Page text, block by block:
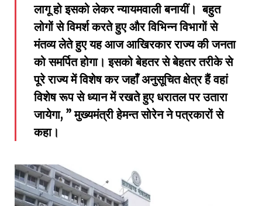
लागू हो इसको लेकर न्यायमवाली बनायीं। बहुत
लोगों से विमर्श करते हुए और विभिन्न विभागों से
मंतव्य लेते हुए यह आज आखिरकार राज्य की जनता
को समर्पित होगा। इसको बेहतर से बेहतर तरीके से
पूरे राज्य में विशेष कर जहाँ अनुसूचित क्षेत्र हैं वहां
विशेष रूप से ध्यान में रखते हुए धरातल पर उतारा
जायेगा, ” मुख्यमंत्री हेमन्त सोरेन ने पत्रकारों से
कहा।